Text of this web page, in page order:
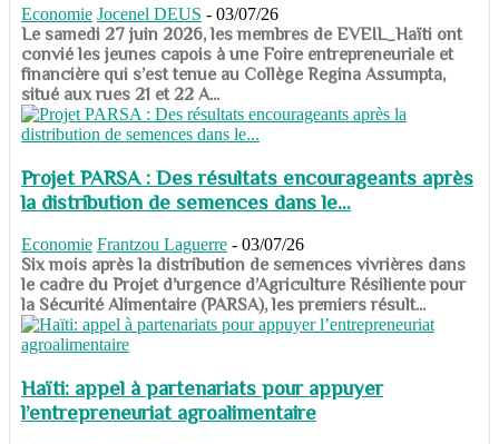
Economie Jocenel DEUS - 03/07/26
Le samedi 27 juin 2026, les membres de EVEIL_Haïti ont
convié les jeunes capois à une Foire entrepreneuriale et
financière qui s’est tenue au Collège Regina Assumpta,
situé aux rues 21 et 22 A...
Projet PARSA : Des résultats encourageants après
la distribution de semences dans le...
Economie Frantzou Laguerre - 03/07/26
​​​​​​​Six mois après la distribution de semences vivrières dans
le cadre du Projet d’urgence d’Agriculture Résiliente pour
la Sécurité Alimentaire (PARSA), les premiers résult...
Haïti: appel à partenariats pour appuyer
l’entrepreneuriat agroalimentaire